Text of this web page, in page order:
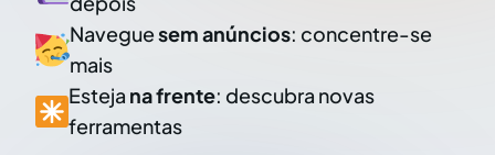
Naveguesem anúncios: concentre-se
mais
Esteja na frente: descubra novas
ferramentas